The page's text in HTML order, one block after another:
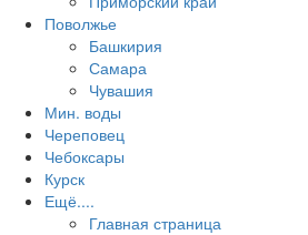
Поволжье
Башкирия
Самара
Чувашия
Мин. воды
Череповец
Чебоксары
Курск
Ещё....
Главная страница